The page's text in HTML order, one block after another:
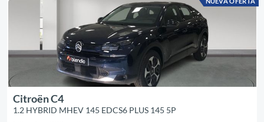
Citroën C4
1.2 HYBRID MHEV 145 EDCS6 PLUS 145 5P